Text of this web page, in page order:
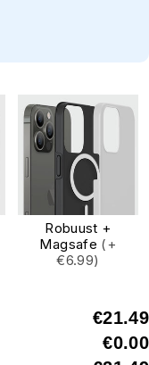
Robuust +
Magsafe (+
€6.99)
€21.49
€0.00